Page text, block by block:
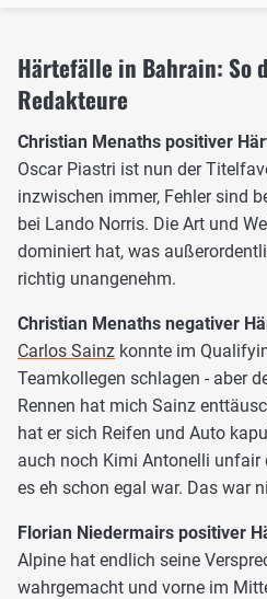
Härtefälle in Bahrain: So
Redakteure
Christian Menaths positiver
Oscar Piastri ist nun der
inzwischen immer, Fehler sind
bei Lando Norris. Die Art und
dominiert hat, was
richtig unangenehm.
Christian Menaths negativer
Carlos Sainz konnte im
Teamkollegen schlagen - aber
Rennen hat mich Sainz
hat er sich Reifen und Auto
auch noch Kimi Antonelli unfair
es eh schon egal war. Das war
Florian Niedermairs positiver
Alpine hat endlich seine
wahrgemacht und vorne im